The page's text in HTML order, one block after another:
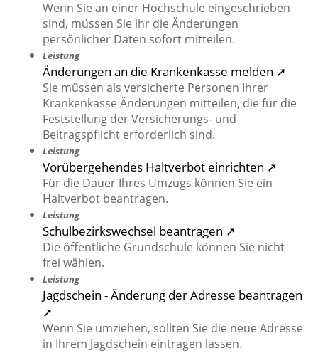
Wenn Sie an einer Hochschule eingeschrieben
sind, müssen Sie ihr die Änderungen
persönlicher Daten sofort mitteilen.
Leistung
Änderungen an die Krankenkasse melden ➚
Sie müssen als versicherte Personen Ihrer
Krankenkasse Änderungen mitteilen, die für die
Feststellung der Versicherungs- und
Beitragspflicht erforderlich sind.
Leistung
Vorübergehendes Haltverbot einrichten ➚
Für die Dauer Ihres Umzugs können Sie ein
Haltverbot beantragen.
Leistung
Schulbezirkswechsel beantragen ➚
Die öffentliche Grundschule können Sie nicht
frei wählen.
Leistung
Jagdschein - Änderung der Adresse beantragen
➚
Wenn Sie umziehen, sollten Sie die neue Adresse
in Ihrem Jagdschein eintragen lassen.